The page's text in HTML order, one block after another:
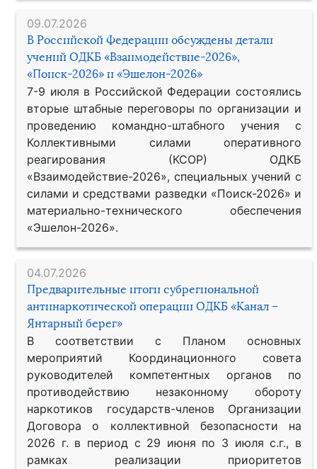
09.07.2026
В Российской Федерации обсуждены детали
учений ОДКБ «Взаимодействие-2026»,
«Поиск-2026» и «Эшелон-2026»
7-9 июля в Российской Федерации состоялись
вторые штабные переговоры по организации и
проведению командно-штабного учения с
Коллективными силами оперативного
реагирования (КСОР) ОДКБ
«Взаимодействие-2026», специальных учений с
силами и средствами разведки «Поиск-2026» и
материально-технического обеспечения
«Эшелон-2026».
04.07.2026
Предварительные итоги субрегиональной
антинаркотической операции ОДКБ «Канал –
Янтарный берег»
В соответствии с Планом основных
мероприятий Координационного совета
руководителей компетентных органов по
противодействию незаконному обороту
наркотиков государств-членов Организации
Договора о коллективной безопасности на
2026 г. в период с 29 июня по 3 июля с.г., в
рамках реализации приоритетов